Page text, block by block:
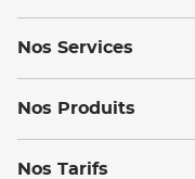
Nos Services
Nos Produits
Nos Tarifs